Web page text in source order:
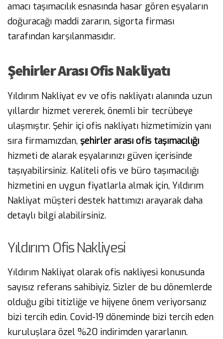
amacı taşımacılık esnasında hasar gören eşyaların
doğuracağı maddi zararın, sigorta firması
tarafından karşılanmasıdır.
Şehirler Arası Ofis Nakliyatı
Yıldırım Nakliyat ev ve ofis nakliyatı alanında uzun
yıllardır hizmet vererek, önemli bir tecrübeye
ulaşmıştır. Şehir içi ofis nakliyatı hizmetimizin yanı
sıra firmamızdan, şehirler arası ofis taşımacılığı
hizmeti de alarak eşyalarınızı güven içerisinde
taşıyabilirsiniz. Kaliteli ofis ve büro taşımacılığı
hizmetini en uygun fiyatlarla almak için, Yıldırım
Nakliyat müşteri destek hattımızı arayarak daha
detaylı bilgi alabilirsiniz.
Yıldırım Ofis Nakliyesi
Yıldırım Nakliyat olarak ofis nakliyesi konusunda
sayısız referans sahibiyiz. Sizler de bu dönemlerde
olduğu gibi titizliğe ve hijyene önem veriyorsanız
bizi tercih edin. Covid-19 döneminde bizi tercih eden
kuruluşlara özel %20 indirimden yararlanın.